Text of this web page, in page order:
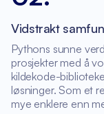
Vidstrakt
Pythons sunne
prosjekter med å
kildekode-
løsninger. Som et
mye enklere enn